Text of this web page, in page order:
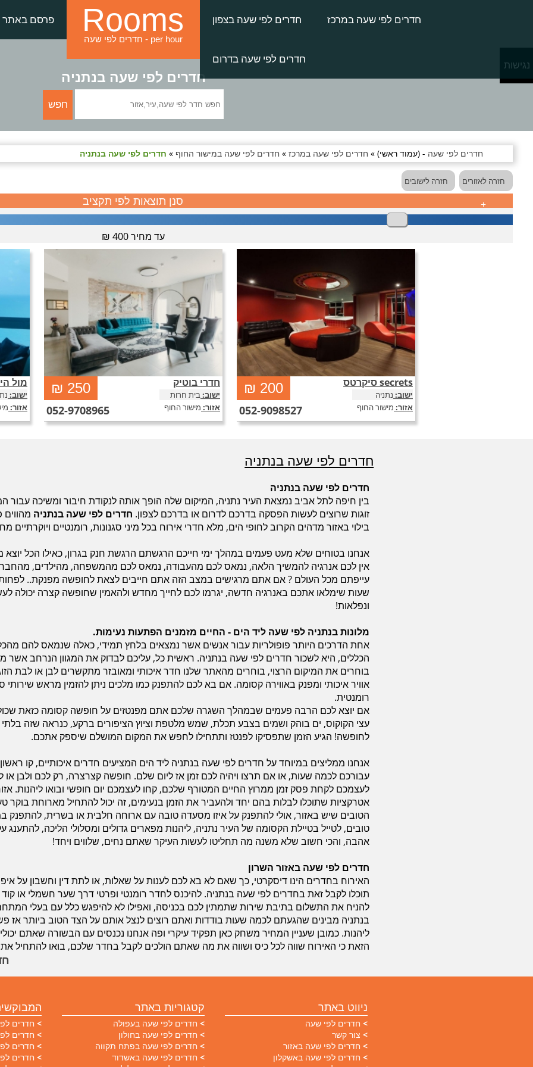
פרסם באתר Rooms
חדרים לפי שעה - per hour
חדרים לפי שעה בצפון חדרים לפי שעה במרכז
חדרים לפי שעה בדרום
חדרים לפי שעה בנתניה
חדרים לפי שעה - (עמוד ראשי) » חדרים לפי שעה במרכז» חדרים לפי שעה במישור החוף » חדרים לפי שעה בנתניה
חזרה לאזורים חזרה לישובים
סנן תוצאות לפי תקציב
₪ 400עד מחיר
+
מול
ישוב:
מול
אזור:
חדרי בוטיק
052-9708965
ישוב:בית חרות 250
₪ חדרי בוטיק מלון אדווה חדרים לפי שעה בבית חרות
באזור נתניה, צימרים רומנטיים בבית חרות לזוגות, אירוח
ברמה גבוהה, אבזור בוטיק ועיצוב יוקרתי, שירות
דיסקרטי מ
אזור: מישור החוף
סיקרטס secrets
052-9098527
ישוב: נתניה 200
₪
סיקרטס secrets חדרים לפי שעה בנתניה - בואו ליהנות
ולברוח מהשגרה, מגיע לכם קצת שקט ושלווה בכל
הטירוף הזה. הקליקו כאן לכל הפרטים וצפייה בגלריית
תמונות
אזור: מישור החוף
חדרים לפי שעה בנתניה
חדרים לפי שעה בנתניה
בין חיפה לתל אביב נמצאת העיר נתניה, המיקום שלה הופך אותה לנקודת חיבור ומשיכה עבור
זוגות שרוצים לעשות הפסקה בדרכם לדרום או בדרכם לצפון. חדרים לפי שעה בנתניה מהווים
בילוי באזור מדהים הקרוב לחופי הים, מלא חדרי אירוח בכל מיני סגנונות, רומנטיים ויוקרתיים
אנחנו בטוחים שלא מעט פעמים במהלך ימי חייכם הרגשתם הרגשת חנק בגרון, כאילו הכל יוצא
אין לכם אנרגיה להמשיך הלאה, נמאס לכם מהעבודה, נמאס לכם מהמשפחה, מהילדים,
עייפתם מכל העולם ? אם אתם מרגישים במצב הזה אתם חייבים לצאת לחופשה מפנקת..
שעות שימלאו אתכם באנרגיה חדשה, יגרמו לכם לחייך מחדש ולהאמין שחופשה קצרה יכולה
ונפלאות!
מלונות בנתניה לפי שעה ליד הים - החיים מזמנים הפתעות נעימות.
אחת הדרכים היותר פופולריות עבור אנשים אשר נמצאים בלחץ תמידי, כאלה שנמאס להם
הכללים, היא לשכור חדרים לפי שעה בנתניה. ראשית כל, עליכם לבדוק את המגוון הנרחב אשר
בוחרים את המיקום הרצוי, בוחרים מהאתר שלנו חדר איכותי ומאובזר מתקשרים לבן או לבת
אוויר איכותי ומפנק באווירה קסומה. אם בא לכם להתפנק כמו מלכים ניתן להזמין מראש שירותי
רומנטית.
אם יוצא לכם הרבה פעמים שבמהלך השגרה שלכם אתם מפנטזים על חופשה קסומה כזאת
עצי הקוקוס, ים בוהק ושמים בצבע תכלת, שמש מלטפת וציוץ הציפורים ברקע, כנראה שזה בלתי
לחופשה! הגיע הזמן שתפסיקו לפנטז ותתחילו לחפש את המקום המושלם שיספק אתכם.
אנחנו ממליצים במיוחד על חדרים לפי שעה בנתניה ליד הים המציעים חדרים איכותיים, קו
עבורכם לכמה שעות, או אם תרצו ויהיה לכם זמן אז ליום שלם. חופשה קצרצרה, רק לכם ולבן
לעצמכם לקחת פסק זמן ממרוץ החיים המטורף שלכם, קחו לעצמכם יום חופשי ובואו ליהנות.
אטרקציות שתוכלו לבלות בהם יחד ולהעביר את הזמן בנעימים, זה יכול להתחיל מארוחת
הטובים שיש באזור, אולי להתפנק על איזו מסעדה טובה עם ארוחה חלבית או בשרית, להתפנק
טובים, לטייל בטיילת הקסומה של העיר נתניה, ליהנות מפארים גדולים ומסלולי הליכה, להתענג
אהבה, והכי חשוב שלא משנה מה תחליטו לעשות העיקר שאתם נחים, שלווים ויחד!
חדרים לפי שעה באזור השרון
האירוח בחדרים הינו דיסקרטי, כך שאם לא בא לכם לענות על שאלות, או לתת דין וחשבון על
תוכלו לקבל זאת בחדרים לפי שעה בנתניה. להיכנס לחדר רומנטי ופרטי דרך שער חשמלי או
להניח את התשלום בתיבת שירות שתמתין לכם בכניסה, ואפילו לא להיפגש כלל עם בעלי
בנתניה מבינים שהגעתם לכמה שעות בודדות ואתם רוצים לנצל אותם על הצד הטוב ביותר אז
ליהנות. כמובן שעניין המחיר משחק כאן תפקיד עיקרי ופה אנחנו נכנסים עם הבשורה שאתם
הזאת כי האירוח שווה לכל כיס ושווה את מה שאתם הולכים לקבל בחדר שלכם, בואו להתחיל את
ניווט באתר
חדרים לפי שעה
צור קשר
חדרים לפי שעה באזור
חדרים לפי שעה באשקלון
קטגוריות באתר
חדרים לפי שעה בעפולה
חדרים לפי שעה בחולון
חדרים לפי שעה בפתח תקווה
חדרים לפי שעה באשדוד
חדרים
חדרים
חדרים
חדרים
נגישות